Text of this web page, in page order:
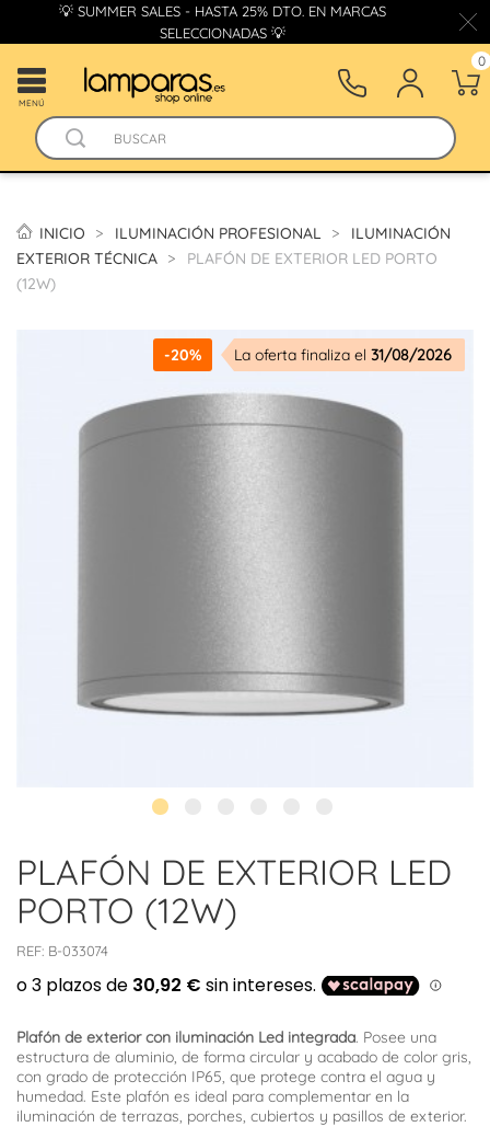
💡 SUMMER SALES - HASTA 25% DTO. EN MARCAS
SELECCIONADAS 💡
MENÚ
0
INICIO ILUMINACIÓN PROFESIONAL
ILUMINACIÓN
EXTERIOR TÉCNICA
PLAFÓN DE EXTERIOR LED PORTO
(12W)
-20% La oferta finaliza el 31/08/2026
PLAFÓN DE EXTERIOR LED
PORTO (12W)
REF: B-033074
Plafón de exterior con iluminación Led integrada. Posee una
estructura de aluminio, de forma circular y acabado de color gris,
con grado de protección IP65, que protege contra el agua y
humedad. Este plafón es ideal para complementar en la
iluminación de terrazas, porches, cubiertos y pasillos de exterior.